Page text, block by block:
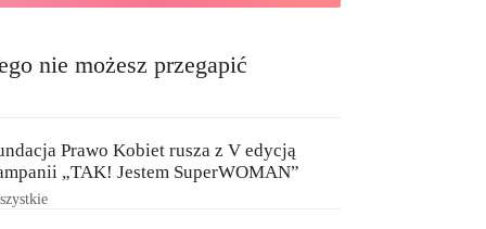
nie możesz przegapić
Prawo Kobiet rusza z V edycją
„TAK! Jestem SuperWOMAN”